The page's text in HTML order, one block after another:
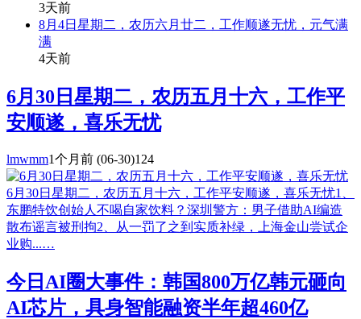
3天前
8月4日星期二，农历六月廿二，工作顺遂无忧，元气满
满
4天前
6月30日星期二，农历五月十六，工作平
安顺遂，喜乐无忧
lmwmm1个月前 (06-30)124
6月30日星期二，农历五月十六，工作平安顺遂，喜乐无忧1、
东鹏特饮创始人不喝自家饮料？深圳警方：男子借助AI编造
散布谣言被刑拘2、从一罚了之到实质补绿，上海金山尝试企
业购...…
今日AI圈大事件：韩国800万亿韩元砸向
AI芯片，具身智能融资半年超460亿